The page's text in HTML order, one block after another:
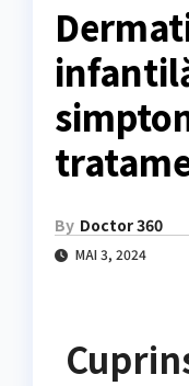
By Doctor 360
MAI 3, 2024